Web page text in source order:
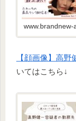
www.brandnew-
【顔画像】高
いてはこちら↓